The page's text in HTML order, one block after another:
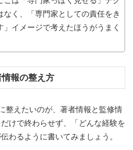
なく、「専門家としての責任をき
」イメージで考えたほうがうまく
報の整え方
整えたいのが、著者情報と監修情
けで終わらせず、「どんな経験を
わるように書いてみましょう。